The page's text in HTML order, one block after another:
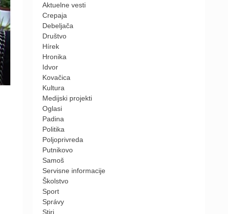
Aktuelne vesti
Crepaja
Debeljača
Društvo
Hírek
Hronika
Idvor
Kovačica
Kultura
Medijski projekti
Oglasi
Padina
Politika
Poljoprivreda
Putnikovo
Samoš
Servisne informacije
Školstvo
Sport
Správy
Știri